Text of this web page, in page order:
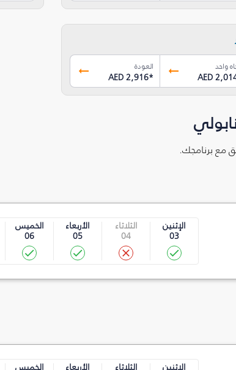
واحد
AED
العودة
AED 2,916*
مع برنامجك.
الإثنين
03
الثلاثاء
04
الأربعاء
05
الخميس
06
الإثنين
الثلاثاء
الأربعاء
الخميس